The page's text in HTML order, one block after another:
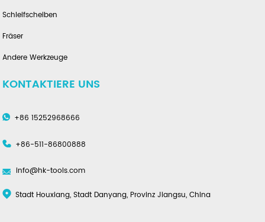
Schleifscheiben
Fräser
Andere Werkzeuge
KONTAKTIERE UNS
+86 15252968666
+86-511-86800888
info@hk-tools.com
Stadt Houxiang, Stadt Danyang, Provinz Jiangsu, China